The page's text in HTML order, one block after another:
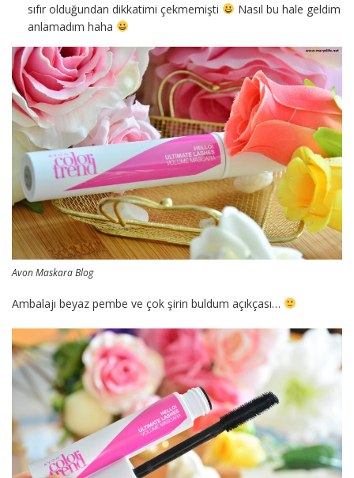
sıfır olduğundan dikkatimi çekmemişti
Nasıl bu hale geldim
anlamadım haha
Avon Maskara Blog
Ambalajı beyaz pembe ve çok şirin buldum açıkçası…